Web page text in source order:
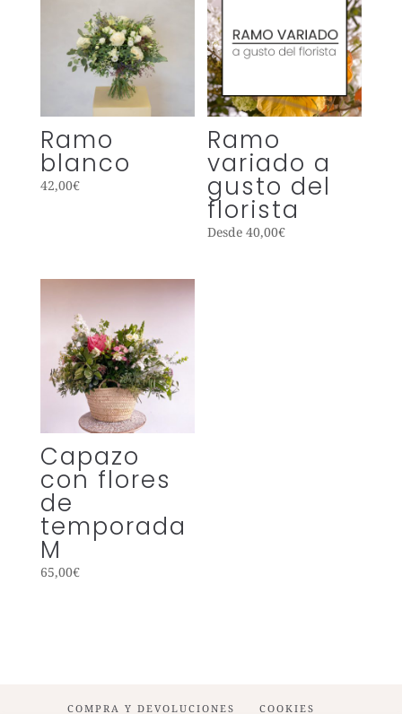
Ramo
blanco
42,00€
Ramo
variado a
gusto del
florista
Desde 40,00€
Capazo
con flores
de
temporada
M
65,00€
COMPRA Y DEVOLUCIONES COOKIES